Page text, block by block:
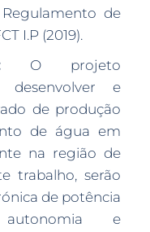
de
I.P (2019).
O projeto
desenvolver e
de produção
de água em
na região de
trabalho, serão
de potência
e